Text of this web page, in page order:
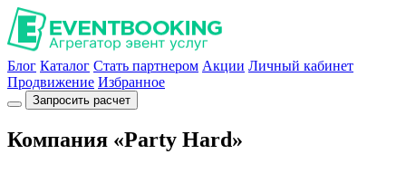
Блог Каталог Стать партнером Акции Личный кабинет
Продвижение Избранное
Запросить расчет
Компания «Party Hard»